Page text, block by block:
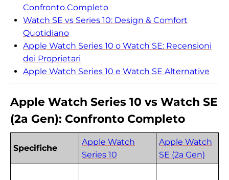
Confronto Completo
Watch SE vs Series 10: Design & Comfort
Quotidiano
Apple Watch Series 10 o Watch SE: Recensioni
dei Proprietari
Apple Watch Series 10 e Watch SE Alternative
Apple Watch Series 10 vs Watch SE
(2a Gen): Confronto Completo
Specifiche
Apple Watch
Series 10
Apple Watch
SE (2a Gen)